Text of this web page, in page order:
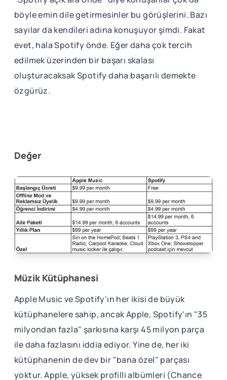
böyle emin dile getirmesinler bu görüşlerini. Bazı
sayılar da kendileri adına konuşuyor şimdi. Fakat
evet, hala Spotify önde. Eğer daha çok tercih
edilmek üzerinden bir başarı skalası
oluşturacaksak Spotify daha başarılı demekte
özgürüz.
Değer
Müzik Kütüphanesi
Apple Music ve Spotify'ın her ikisi de büyük
kütüphanelere sahip, ancak Apple, Spotify'ın "35
milyondan fazla" şarkısına karşı 45 milyon parça
ile daha fazlasını iddia ediyor. Yine de, her iki
kütüphanenin de dev bir "bana özel" parçası
yoktur. Apple, yüksek profilli albümleri (Chance